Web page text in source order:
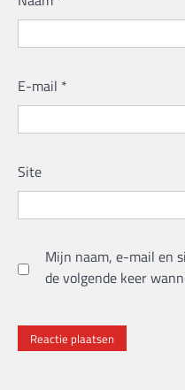
E-mail *
Site
Mijn naam, e-mail en
de volgende keer